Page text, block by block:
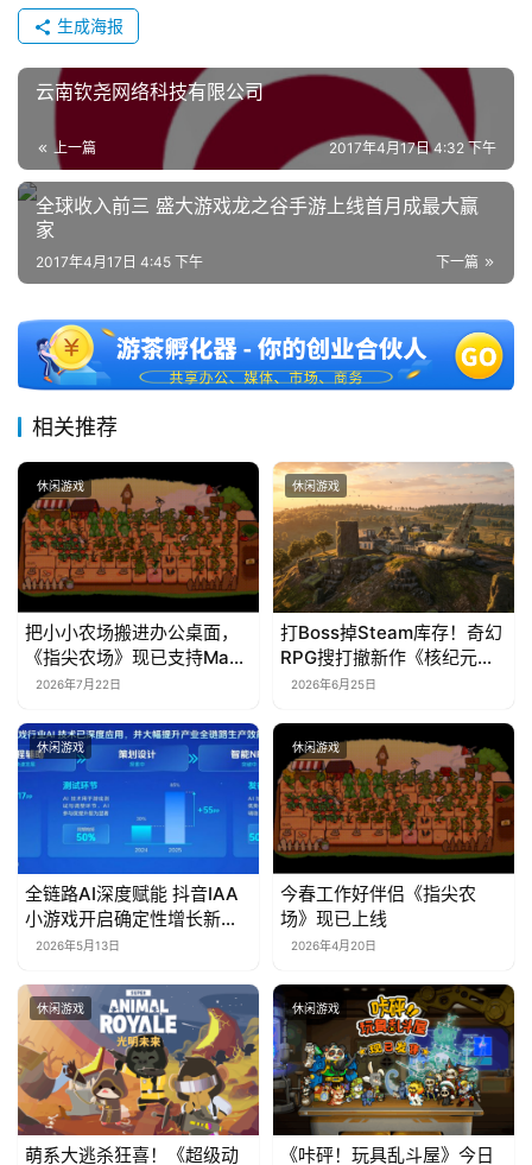
会
上
站
中
文
(
中
生成海报
云南钦尧网络科技有限公司
上一篇 2017年4月17日 4:32 下午
全球收入前三 盛大游戏龙之谷手游上线首月成最大赢
家
下一篇
2017年4月17日 4:45 下午
相关推荐
休闲游戏
把小小农场搬进办公桌面，
《指尖农场》现已支持Mac
系统！
2026年7月22日
休闲游戏
打Boss掉Steam库存！奇幻
RPG搜打撤新作《核纪元》
正式上线Steam：武器属性
2026年6月25日
休闲游戏
全链路AI深度赋能 抖音IAA
小游戏开启确定性增长新周
期2026年5月13日
休闲游戏
今春工作好伴侣《指尖农
场》现已上线
2026年4月20日
休闲游戏
萌系大逃杀狂喜！《超级动
休闲游戏
《咔砰！玩具乱斗屋》今日